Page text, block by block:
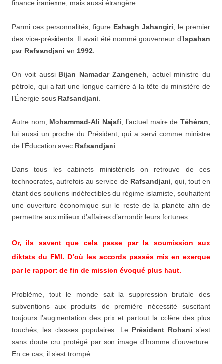
finance iranienne, mais aussi étrangère.
Parmi ces personnalités, figure Eshagh Jahangiri , le premier
des vice-présidents. Il avait été nommé gouverneur d’Ispahan
par Rafsandjani en 1992
On voit aussi Bijan Namadar Zangeneh , actuel ministre du
pétrole, qui a fait une longue carrière à la tête du ministère de
l’Énergie sous Rafsandjani
Autre nom, Mohammad-Ali Najafi , l’actuel maire deTéhéran
lui aussi un proche du Président, qui a servi comme ministre
de l’Éducation avec Rafsandjani
Dans tous les cabinets ministériels on retrouve de ces
technocrates, autrefois au service de Rafsandjani , qui, tout en
étant des soutiens indéfectibles du régime islamiste, souhaitent
une ouverture économique sur le reste de la planète afin de
permettre aux milieux d’affaires d’arrondir leurs fortunes.
Or, ils savent que cela passe par la soumission aux
diktats du FMI. D’où les accords passés mis en exergue
par le rapport de fin de mission évoqué plus haut.
Problème, tout le monde sait la suppression brutale des
subventions aux produits de première nécessité suscitant
toujours l’augmentation des prix et partout la colère des plus
touchés, les classes populaires. Le Président Rohanis’est
sans doute cru protégé par son image d’homme d’ouverture.
En ce cas, il s’est trompé.